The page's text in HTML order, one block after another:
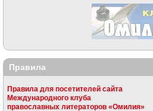
Правила
Правила для посетителей сайта
Международного клуба
православных литераторов «Омилия»